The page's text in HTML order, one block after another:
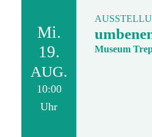
Mi.
19.
AUG.
10:00
Uhr
Museum